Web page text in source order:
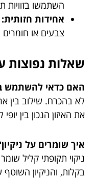
השתמשו בזוויות
אחידות חזותית:
צבעים או חומרים
שאלות נפוצות
האם כדאי להשתמש
לא בהכרח. שילוב בין
את האיזון הנכון בין
איך שומרים על
ניקוי תקופתי קליל
בקלות, והניקיון